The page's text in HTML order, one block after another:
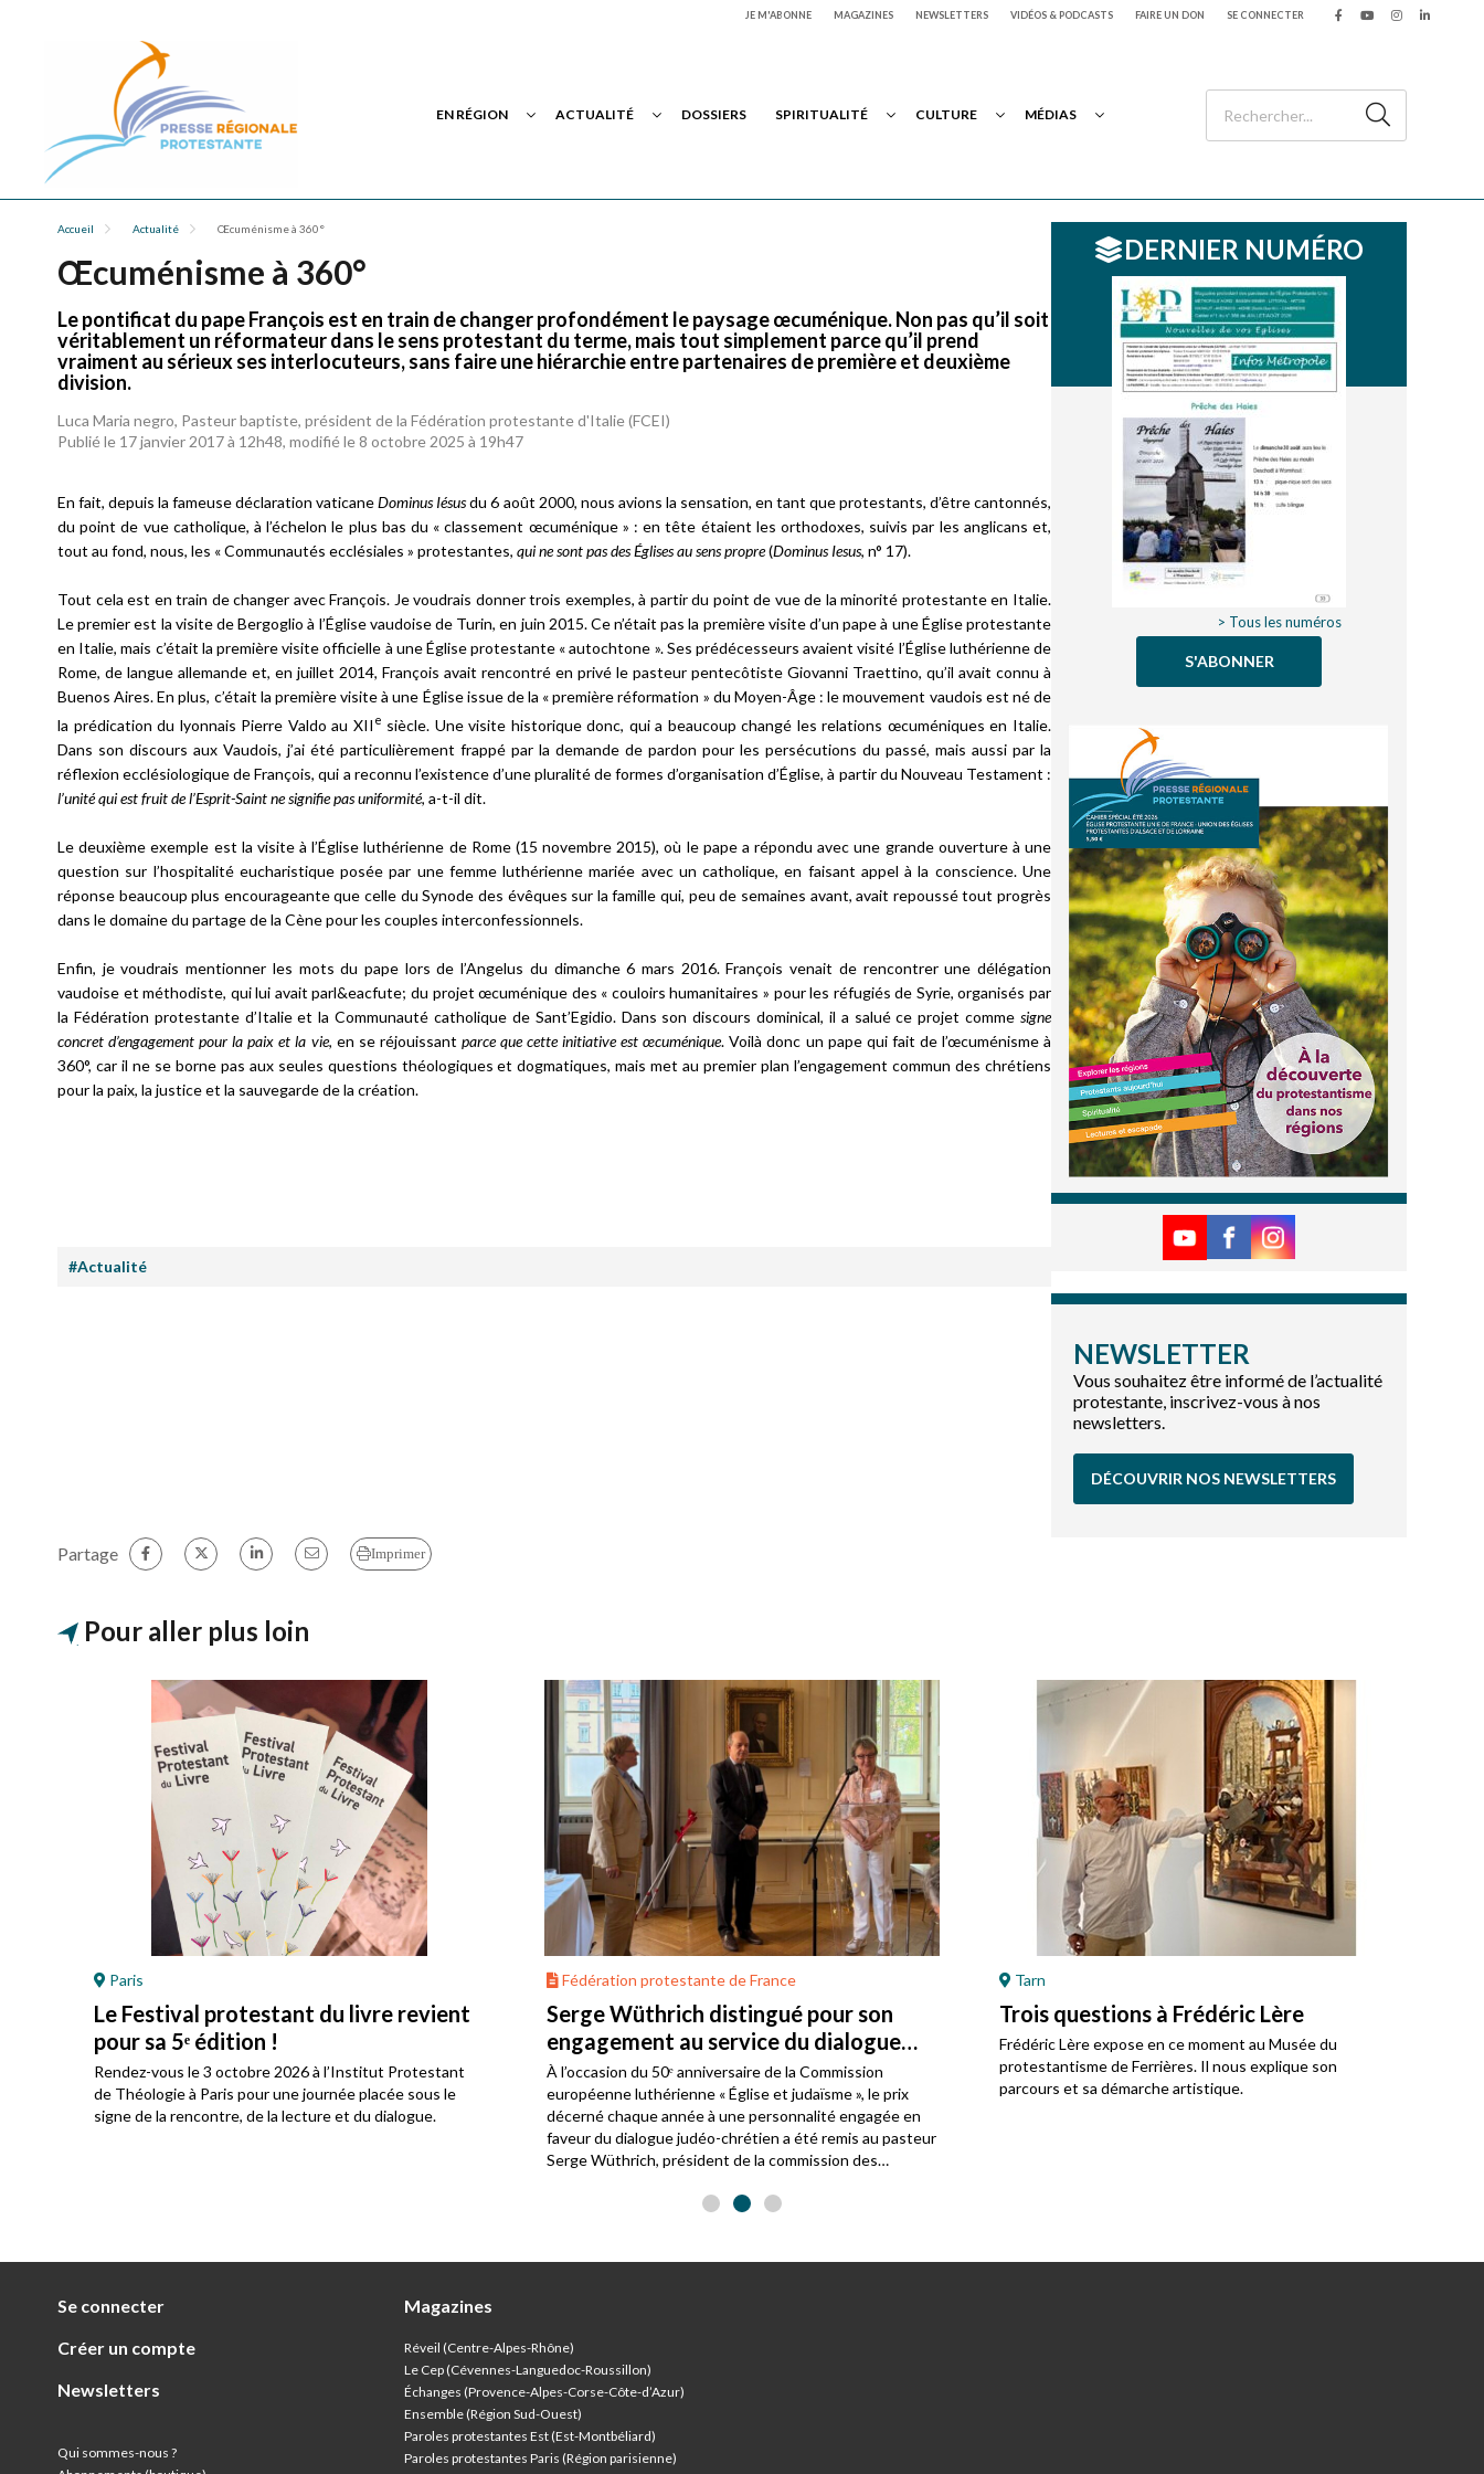
JE M'ABONNE MAGAZINES NEWSLETTERS VIDÉOS & PODCASTS FAIRE UN DON SE CONNECTER
EN RÉGION ACTUALITÉ DOSSIERS SPIRITUALITÉ CULTURE MÉDIAS
Accueil Actualité Œcuménisme à 360°
Œcuménisme à 360°
Le pontificat du pape François est en train de changer profondément le paysage œcuménique. Non pas qu’il soit
véritablement un réformateur dans le sens protestant du terme, mais tout simplement parce qu’il prend
vraiment au sérieux ses interlocuteurs, sans faire une hiérarchie entre partenaires de première et deuxième
division.
Luca Maria negro, Pasteur baptiste, président de la Fédération protestante d'Italie (FCEI)
Publié le 17 janvier 2017 à 12h48, modifié le 8 octobre 2025 à 19h47
En fait, depuis la fameuse déclaration vaticaneDominus Iésusdu 6 août 2000, nous avions la sensation, en tant que protestants, d’être cantonnés,
du point de vue catholique, à l’échelon le plus bas du « classement œcuménique » : en tête étaient les orthodoxes, suivis par les anglicans et,
tout au fond, nous, les « Communautés ecclésiales » protestantes, qui ne sont pas des Églises au sens propre(Dominus Iesus, n° 17).
Tout cela est en train de changer avec François. Je voudrais donner trois exemples, à partir du point de vue de la minorité protestante en Italie.
Le premier est la visite de Bergoglio à l’Église vaudoise de Turin, en juin 2015. Ce n’était pas la première visite d’un pape à une Église protestante
en Italie, mais c’était la première visite officielle à une Église protestante « autochtone ». Ses prédécesseurs avaient visité l’Église luthérienne de
Rome, de langue allemande et, en juillet 2014, François avait rencontré en privé le pasteur pentecôtiste Giovanni Traettino, qu’il avait connu à
Buenos Aires. En plus, c’était la première visite à une Église issue de la « première réformation » du Moyen-Âge : le mouvement vaudois est né de
la prédication du lyonnais Pierre Valdo au XII e siècle. Une visite historique donc, qui a beaucoup changé les relations œcuméniques en Italie.
Dans son discours aux Vaudois, j’ai été particulièrement frappé par la demande de pardon pour les persécutions du passé, mais aussi par la
réflexion ecclésiologique de François, qui a reconnu l’existence d’une pluralité de formes d’organisation d’Église, à partir du Nouveau Testament :
l’unité qui est fruit de l’Esprit-Saint ne signifie pas uniformité, a-t-il dit.
Le deuxième exemple est la visite à l’Église luthérienne de Rome (15 novembre 2015), où le pape a répondu avec une grande ouverture à une
question sur l’hospitalité eucharistique posée par une femme luthérienne mariée avec un catholique, en faisant appel à la conscience. Une
réponse beaucoup plus encourageante que celle du Synode des évêques sur la famille qui, peu de semaines avant, avait repoussé tout progrès
dans le domaine du partage de la Cène pour les couples interconfessionnels.
Enfin, je voudrais mentionner les mots du pape lors de l’Angelus du dimanche 6 mars 2016. François venait de rencontrer une délégation
vaudoise et méthodiste, qui lui avait parl&eacfute; du projet œcuménique des « couloirs humanitaires » pour les réfugiés de Syrie, organisés par
la Fédération protestante d’Italie et la Communauté catholique de Sant’Egidio. Dans son discours dominical, il a salué ce projet comme signe
concret d’engagement pour la paix et la vie, en se réjouissant parce que cette initiative est œcuménique. Voilà donc un pape qui fait de l’œcuménisme à
360°, car il ne se borne pas aux seules questions théologiques et dogmatiques, mais met au premier plan l’engagement commun des chrétiens
pour la paix, la justice et la sauvegarde de la création.
#Actualité
DERNIER NUMÉRO
> Tous les numéros
S'ABONNER
NEWSLETTER
Vous souhaitez être informé de l’actualité
protestante, inscrivez-vous à nos
newsletters.
DÉCOUVRIR NOS NEWSLETTERS
Partage Imprimer
Pour aller plus loin
Paris
Le Festival protestant du livre revient
pour sa 5ᵉ édition !
Rendez-vous le 3 octobre 2026 à l’Institut Protestant
de Théologie à Paris pour une journée placée sous le
signe de la rencontre, de la lecture et du dialogue.
Fédération protestante de France
Serge Wüthrich distingué pour son
engagement au service du dialogue
judéo-chrétien
À l’occasion du 50ᵉ anniversaire de la Commission
européenne luthérienne « Église et judaïsme », le prix
décerné chaque année à une personnalité engagée en
faveur du dialogue judéo-chrétien a été remis au pasteur
Serge Wüthrich, président de la commission des
Tarn
Trois questions à Frédéric Lère
Frédéric Lère expose en ce moment au Musée du
protestantisme de Ferrières. Il nous explique son
parcours et sa démarche artistique.
Se connecter
Créer un compte
Newsletters
Qui sommes-nous ?
Magazines
Réveil (Centre-Alpes-Rhône)
Le Cep (Cévennes-Languedoc-Roussillon)
Échanges (Provence-Alpes-Corse-Côte-d’Azur)
Ensemble (Région Sud-Ouest)
Paroles protestantes Est (Est-Montbéliard)
Paroles protestantes Paris (Région parisienne)